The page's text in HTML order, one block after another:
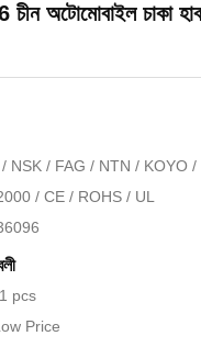
অটোমোবাইল চাকা
/ NSK / FAG / NTN / KOYO
/ CE / ROHS / UL
1 pcs
Price